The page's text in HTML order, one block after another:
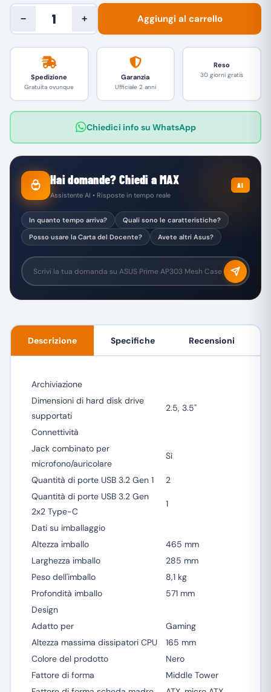
− + Aggiungi al carrello
Spedizione
Gratuita ovunque
Garanzia
Ufficiale 2 anni
Reso
30 giorni gratis
Chiedici info su WhatsApp
Hai domande? Chiedi a MAX
Assistente AI • Risposte in tempo reale
AI
In quanto tempo arriva?
Quali sono le caratteristiche?
Posso usare la Carta del Docente?
Avete altri Asus?
Descrizione Specifiche Recensioni
Archiviazione
Dimensioni di hard disk drive
supportati
2.5, 3.5"
Connettività
Jack combinato per
microfono/auricolare
Sì
Quantità di porte USB 3.2 Gen 1
2
Quantità di porte USB 3.2 Gen
2x2 Type-C
1
Dati su imballaggio
Altezza imballo
465 mm
Larghezza imballo
285 mm
Peso dell'imballo
8,1 kg
Profondità imballo
571 mm
Design
Adatto per
Gaming
Altezza massima dissipatori CPU
165 mm
Colore del prodotto
Nero
Fattore di forma
Middle Tower